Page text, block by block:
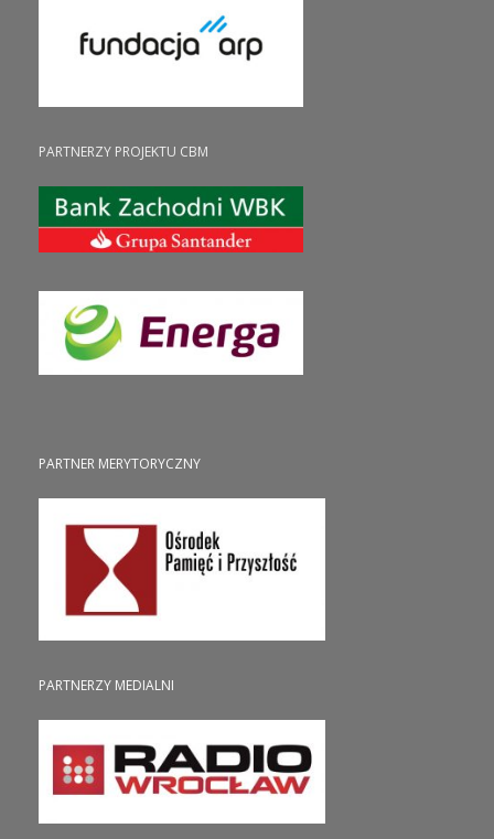
PARTNERZY PROJEKTU CBM
PARTNER MERYTORYCZNY
PARTNERZY MEDIALNI